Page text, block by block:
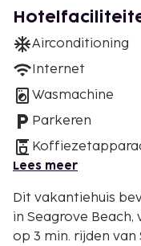
Airconditioning
Internet
Wasmachine
Parkeren
Lees meer
Dit vakantiehuis
in Seagrove Beach,
op 3 min. rijden van Seaside